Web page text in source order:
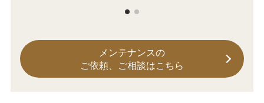
メンテナンスの
ご依頼、ご相談はこちら